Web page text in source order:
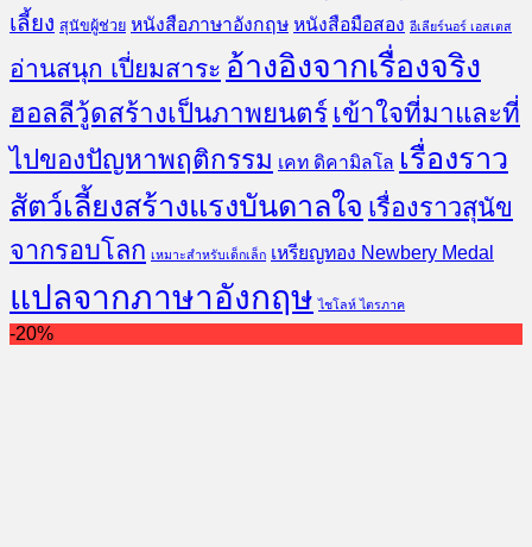
เลี้ยง สุนัขผู้ช่วย หนังสือภาษาอังกฤษ หนังสือมือสอง อีเลียร์นอร์ เอสเตส
อ่านสนุก เปี่ยมสาระ อ้างอิงจากเรื่องจริง
ฮอลลีวู้ดสร้างเป็นภาพยนตร์ เข้าใจที่มาและที่
ไปของปัญหาพฤติกรรม เคท ดิคามิลโล เรื่องราว
สัตว์เลี้ยงสร้างแรงบันดาลใจ เรื่องราวสุนัข
จากรอบโลก เหมาะสำหรับเด็กเล็ก เหรียญทอง Newbery Medal
แปลจากภาษาอังกฤษ ไชโลห์ ไตรภาค
-20%